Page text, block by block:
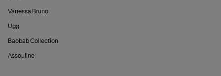
Vanessa Bruno
Ugg
Baobab Collection
Assouline